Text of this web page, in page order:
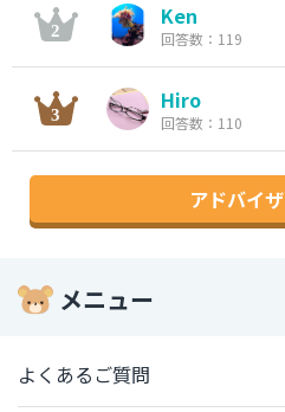
Ken
回答数：119
Hiro
回答数：110
アドバイ
メニュー
よくあるご質問